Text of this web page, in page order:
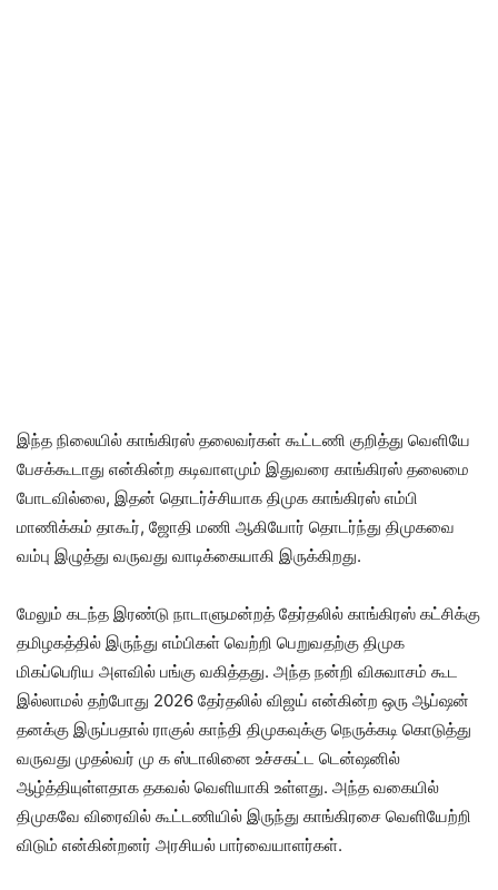
இந்த நிலையில் காங்கிரஸ் தலைவர்கள் கூட்டணி குறித்து வெளியே
பேசக்கூடாது என்கின்ற கடிவாளமும் இதுவரை காங்கிரஸ் தலைமை
போடவில்லை, இதன் தொடர்ச்சியாக திமுக காங்கிரஸ் எம்பி
மாணிக்கம் தாகூர், ஜோதி மணி ஆகியோர் தொடர்ந்து திமுகவை
வம்பு இழுத்து வருவது வாடிக்கையாகி இருக்கிறது.
மேலும் கடந்த இரண்டு நாடாளுமன்றத் தேர்தலில் காங்கிரஸ் கட்சிக்கு
தமிழகத்தில் இருந்து எம்பிகள் வெற்றி பெறுவதற்கு திமுக
மிகப்பெரிய அளவில் பங்கு வகித்தது. அந்த நன்றி விசுவாசம் கூட
இல்லாமல் தற்போது 2026 தேர்தலில் விஜய் என்கின்ற ஒரு ஆப்ஷன்
தனக்கு இருப்பதால் ராகுல் காந்தி திமுகவுக்கு நெருக்கடி கொடுத்து
வருவது முதல்வர் மு க ஸ்டாலினை உச்சகட்ட டென்ஷனில்
ஆழ்த்தியுள்ளதாக தகவல் வெளியாகி உள்ளது. அந்த வகையில்
திமுகவே விரைவில் கூட்டணியில் இருந்து காங்கிரசை வெளியேற்றி
விடும் என்கின்றனர் அரசியல் பார்வையாளர்கள்.